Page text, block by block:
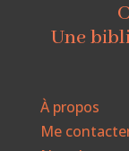
Une
À propos
Me